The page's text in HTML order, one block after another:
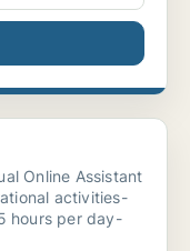
Online Assistant
activities-
hours per day-